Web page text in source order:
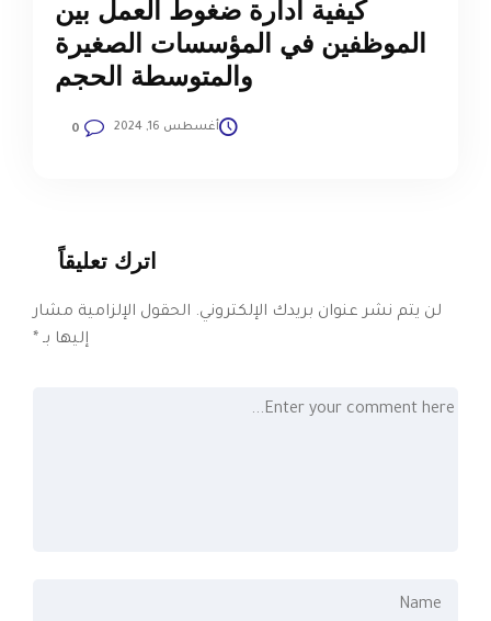
كيفية ادارة ضغوط العمل بين
الموظفين في المؤسسات الصغيرة
والمتوسطة الحجم
أغسطس 16, 2024 0
اترك تعليقاً
لن يتم نشر عنوان بريدك الإلكتروني. الحقول الإلزامية مشار
إليها بـ *